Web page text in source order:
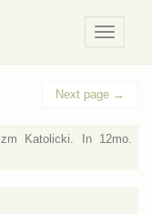
/
Meniu
Next page →
Katolicki. In 12mo.